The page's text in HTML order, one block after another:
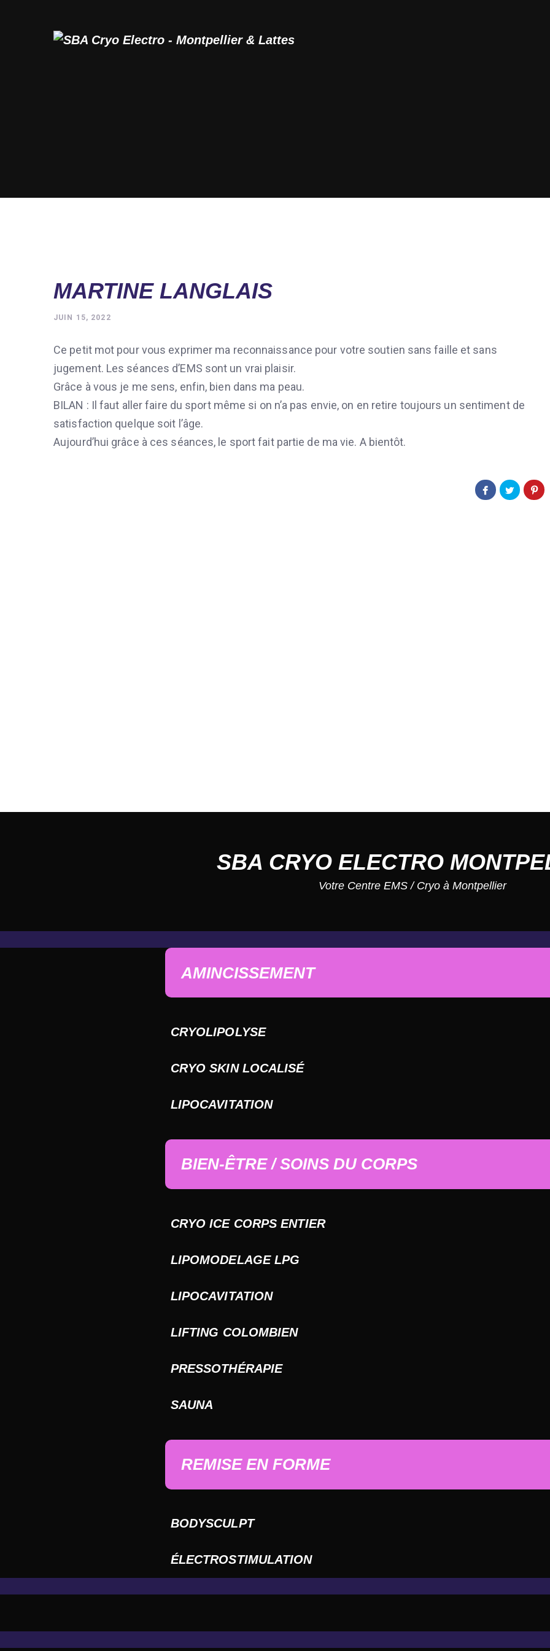
MARTINE LANGLAIS
JUIN 15, 2022
Ce petit mot pour vous exprimer ma reconnaissance pour votre soutien sans faille et sans
jugement. Les séances d’EMS sont un vrai plaisir.
Grâce à vous je me sens, enfin, bien dans ma peau.
BILAN : Il faut aller faire du sport même si on n’a pas envie, on en retire toujours un sentiment de
satisfaction quelque soit l’âge.
Aujourd’hui grâce à ces séances, le sport fait partie de ma vie. A bientôt.
SBA CRYO ELECTRO
Votre Centre EMS / Cryo à Montpellier
AMINCISSEMENT
CRYOLIPOLYSE
CRYO SKIN LOCALISÉ
LIPOCAVITATION
BIEN-ÊTRE / SOINS DU CORPS
CRYO ICE CORPS ENTIER
LIPOMODELAGE LPG
LIPOCAVITATION
LIFTING COLOMBIEN
PRESSOTHÉRAPIE
SAUNA
REMISE EN FORME
BODYSCULPT
ÉLECTROSTIMULATION